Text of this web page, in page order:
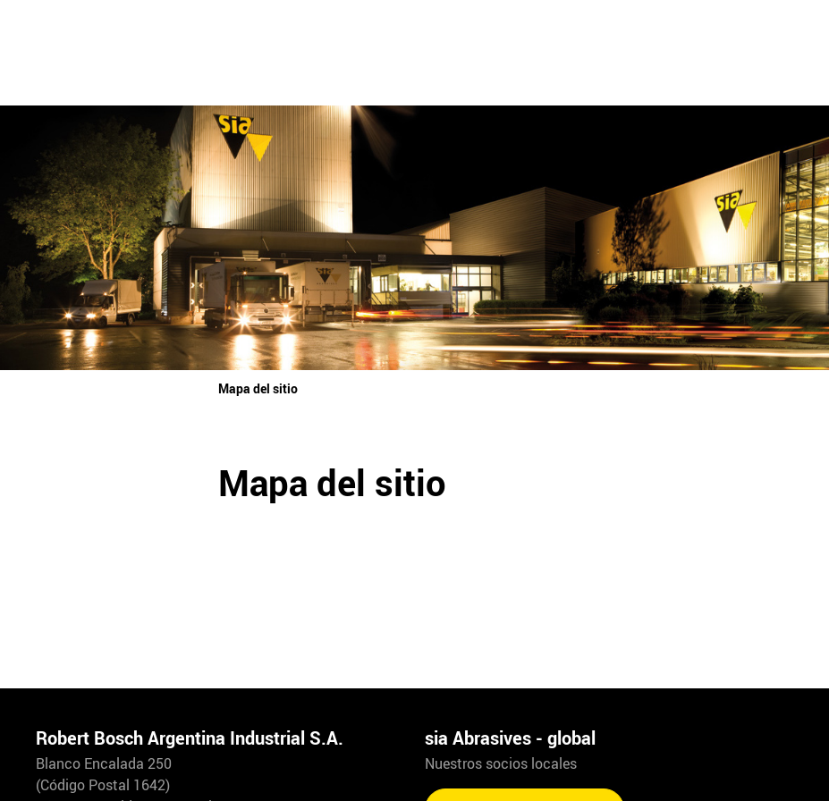
Mapa del sitio
Mapa del sitio
Robert Bosch Argentina Industrial S.A.
Blanco Encalada 250
(Código Postal 1642)
sia Abrasives - global
Nuestros socios locales